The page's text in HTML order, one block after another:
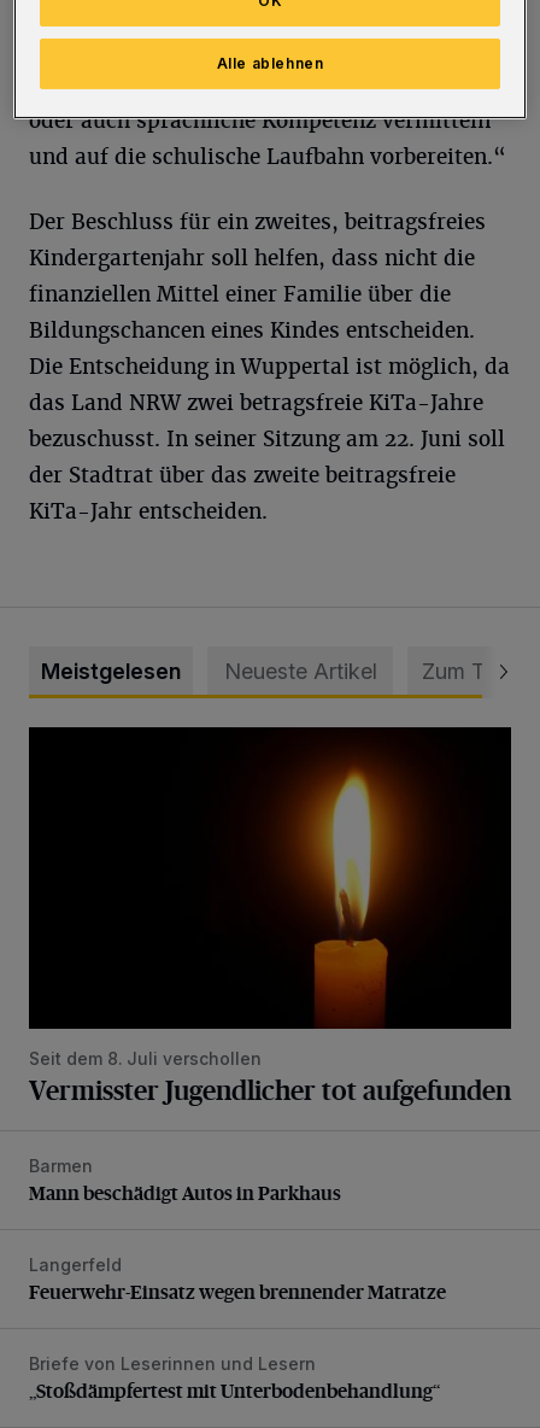
so wichtig, dass Kinder vor Eintritt in die
Grundschule eine Kindertagesstätte besuchen.
Es gibt wenige Orte, die besser eine soziale
oder auch sprachliche Kompetenz vermitteln
und auf die schulische Laufbahn vorbereiten.“
Der Beschluss für ein zweites, beitragsfreies
Kindergartenjahr soll helfen, dass nicht die
finanziellen Mittel einer Familie über die
Bildungschancen eines Kindes entscheiden.
Die Entscheidung in Wuppertal ist möglich, da
das Land NRW zwei betragsfreie KiTa-Jahre
bezuschusst. In seiner Sitzung am 22. Juni soll
der Stadtrat über das zweite beitragsfreie
KiTa-Jahr entscheiden.
Meistgelesen Neueste Artikel Zum Thema
Seit dem 8. Juli verschollen
Vermisster Jugendlicher tot aufgefunden
Mann beschädigt Autos in Parkhaus
Barmen
Mann beschädigt Autos in Parkhaus
Feuerwehr-Einsatz wegen brennender Matratze
Langerfeld
Feuerwehr-Einsatz wegen brennender Matratze
„Stoßdämpfertest mit Unterbodenbehandlung“
Briefe von Leserinnen und Lesern
„Stoßdämpfertest mit Unterbodenbehandlung“
Alle ablehnen